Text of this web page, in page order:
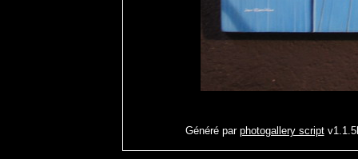
Généré par photogallery script